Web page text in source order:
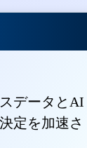
データとAI
定を加速さ